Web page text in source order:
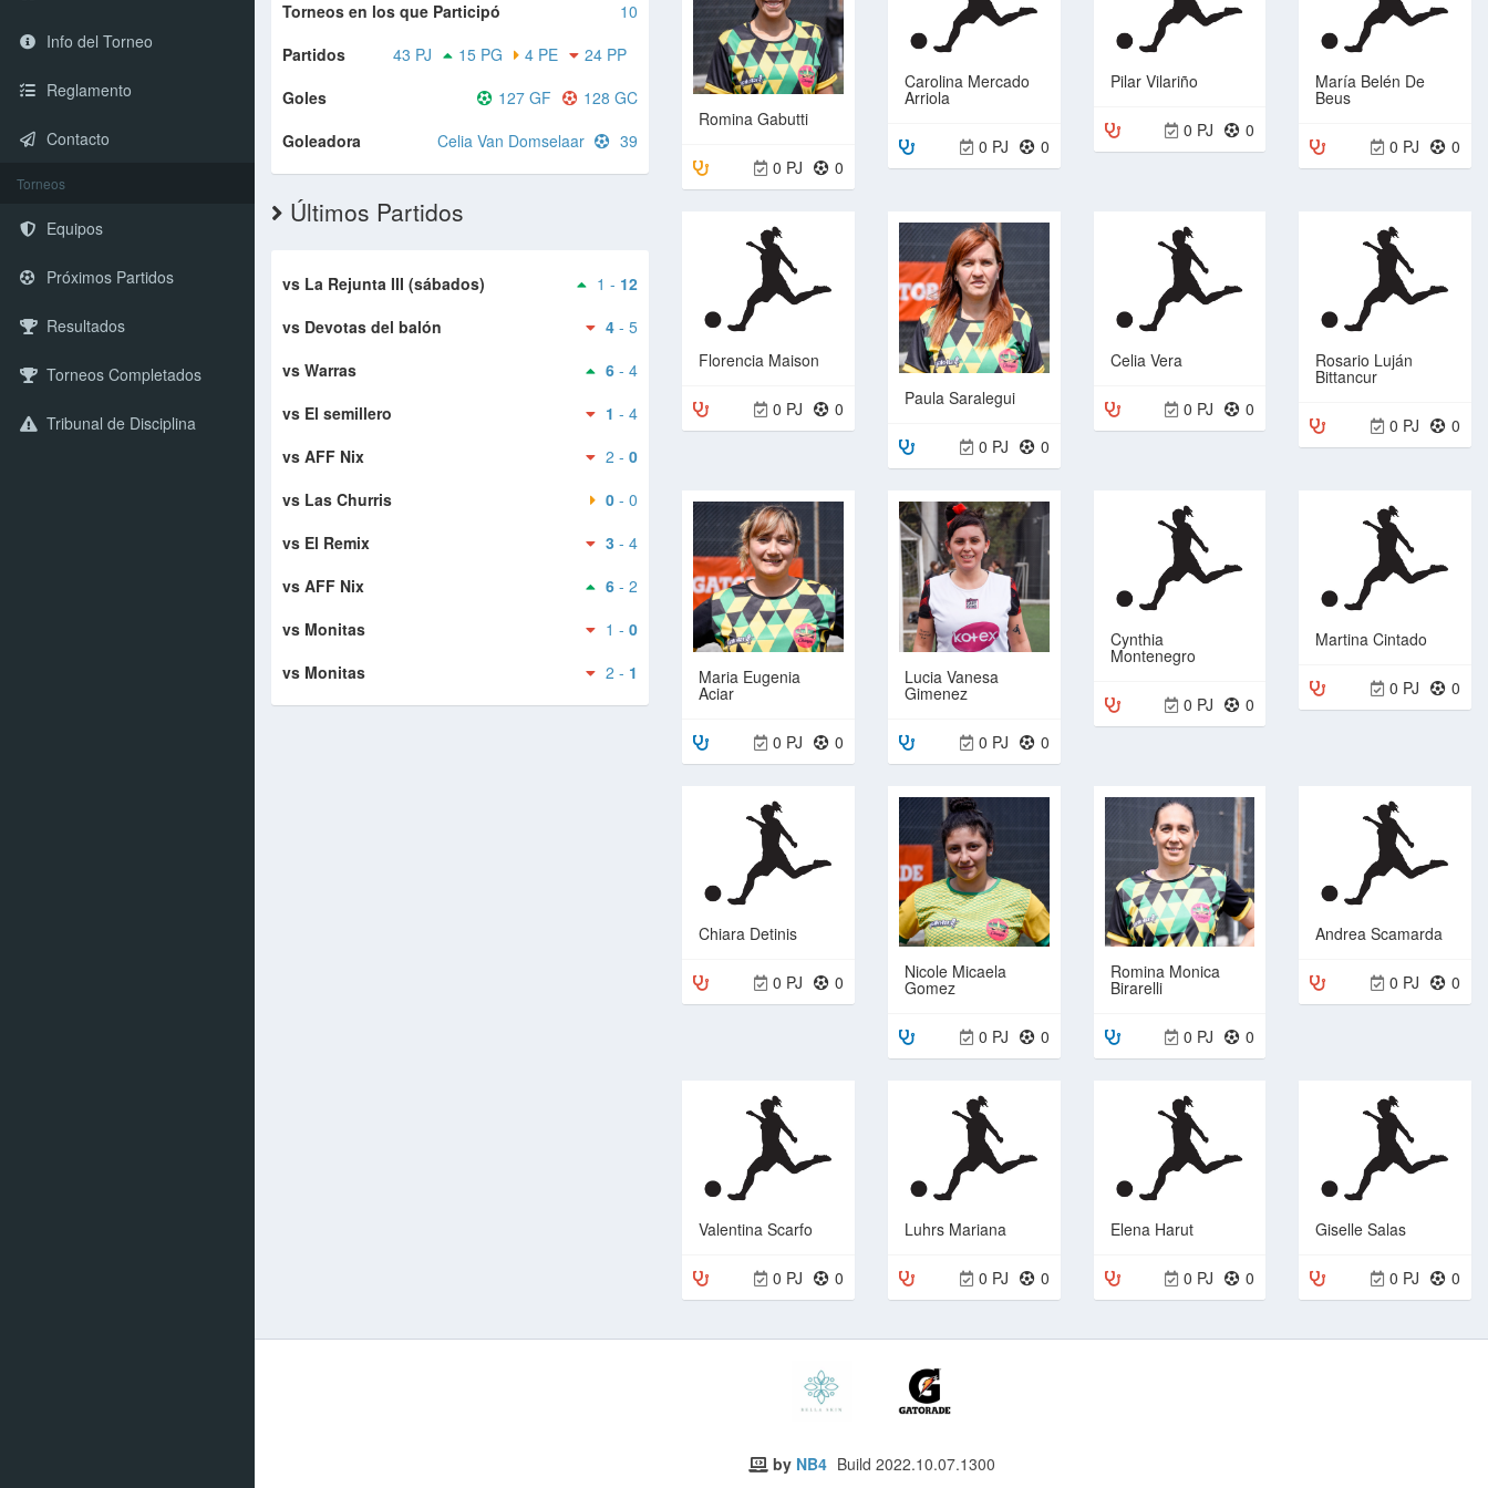
Info del Torneo
Reglamento
Contacto
Torneos
Equipos
Próximos Partidos
Resultados
Torneos Completados
Tribunal de Disciplina
Torneos en los que Participó
10
Partidos
24 PP
4 PE
15 PG
43 PJ
Goles
128 GC
127 GF
Goleadora
Celia Van Domselaar 39
Últimos Partidos
vs La Rejunta III (sábados) 1 - 12
vs Devotas del balón
4 - 5
vs Warras
6 - 4
vs El semillero
1 - 4
vs AFF Nix
2 -0
vs Las Churris
0 - 0
vs El Remix
3 - 4
vs AFF Nix
6 - 2
vs Monitas
1 -0
vs Monitas
2 - 1
Romina Gabutti
0
0 PJ
Carolina Mercado
Arriola
0
0 PJ
Pilar Vilariño
0
0 PJ
María Belén De
Beus
0
0 PJ
Florencia Maison
0
0 PJ
Paula Saralegui
0
0 PJ
Celia Vera
0
0 PJ
Rosario Luján
Bittancur
0
0 PJ
Maria Eugenia
Aciar
0
0 PJ
Lucia Vanesa
Gimenez
0
0 PJ
Cynthia
Montenegro
0
0 PJ
Martina Cintado
0
0 PJ
Chiara Detinis
0
0 PJ
Nicole Micaela
Gomez
0
0 PJ
Romina Monica
Birarelli
0
0 PJ
Andrea Scamarda
0
0 PJ
Valentina Scarfo
0
0 PJ
Luhrs Mariana
0
0 PJ
Elena Harut
0
0 PJ
Giselle Salas
0
0 PJ
by NB4 Build 2022.10.07.1300